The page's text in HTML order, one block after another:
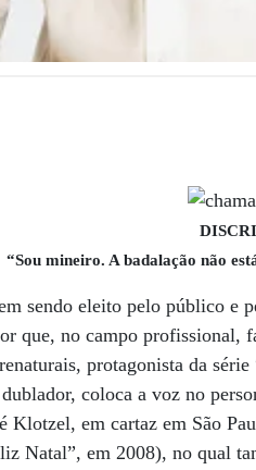
“Sou mineiro. A badalação não
sendo eleito pelo público e
que, no campo profissional,
protagonista da
coloca a voz no
em cartaz em São
Natal”, em 2008), no qual